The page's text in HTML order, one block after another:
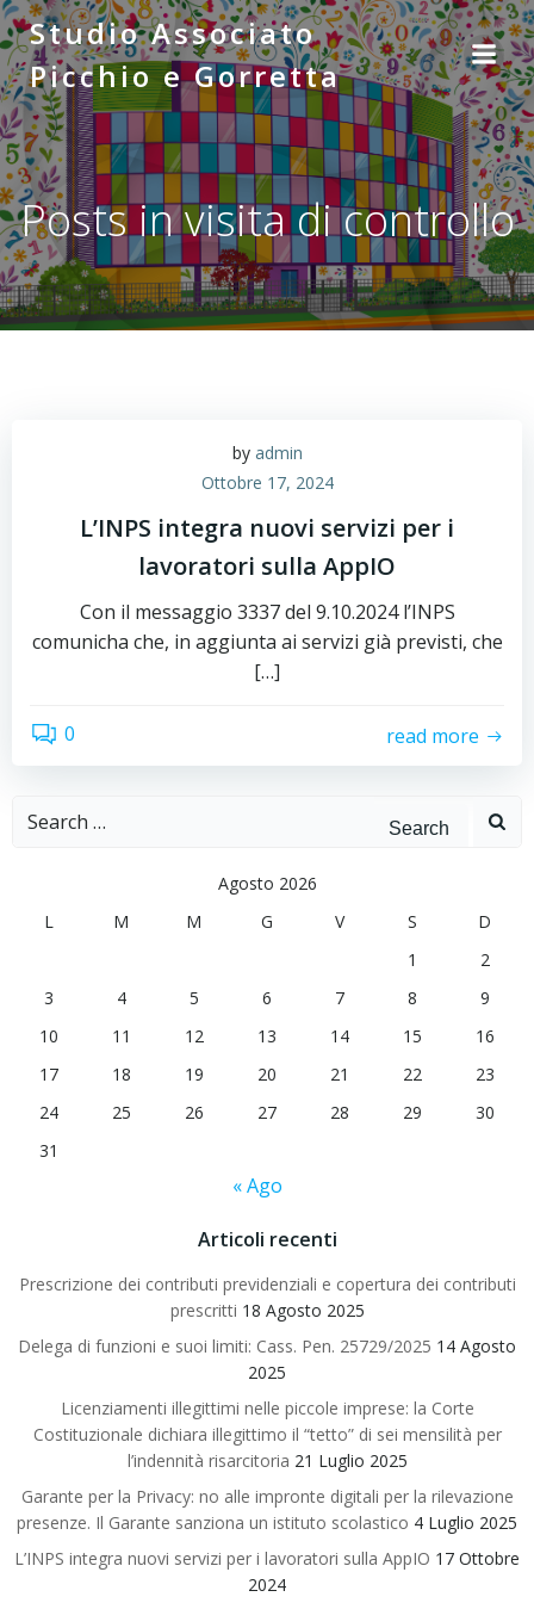
Vai
al
contenuto
Studio Associato
Picchio e Gorretta
Posts in visita di controllo
by admin
Ottobre 17, 2024
L’INPS integra nuovi servizi per i
lavoratori sulla AppIO
Con il messaggio 3337 del 9.10.2024 l’INPS
comunicha che, in aggiunta ai servizi già previsti, che
[…]
0 read more
Search
Agosto 2026
L
M M G V S
D
1
2
3
4 5 6 7 8
9
10
11 12 13 14 15
16
17
18 19 20 21 22
23
24
25 26 27 28 29
30
31
« Ago
Articoli recenti
Prescrizione dei contributi previdenziali e copertura dei contributi
prescritti 18 Agosto 2025
Delega di funzioni e suoi limiti: Cass. Pen. 25729/2025 14 Agosto
2025
Licenziamenti illegittimi nelle piccole imprese: la Corte
Costituzionale dichiara illegittimo il “tetto” di sei mensilità per
l’indennità risarcitoria 21 Luglio 2025
Garante per la Privacy: no alle impronte digitali per la rilevazione
presenze. Il Garante sanziona un istituto scolastico 4 Luglio 2025
L’INPS integra nuovi servizi per i lavoratori sulla AppIO 17 Ottobre
2024